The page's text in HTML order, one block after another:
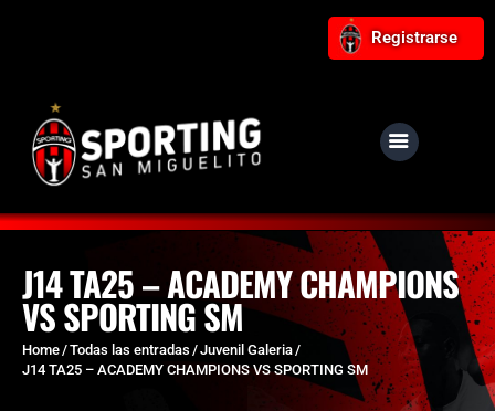
Registrarse
J14 TA25 – ACADEMY CHAMPIONS
VS SPORTING SM
Home Todas las entradas
Juvenil Galeria
J14 TA25 – ACADEMY CHAMPIONS VS SPORTING SM
NUESTRO CLUB
Noticias
Responsabilidad Social
Tiendita Rojinegra